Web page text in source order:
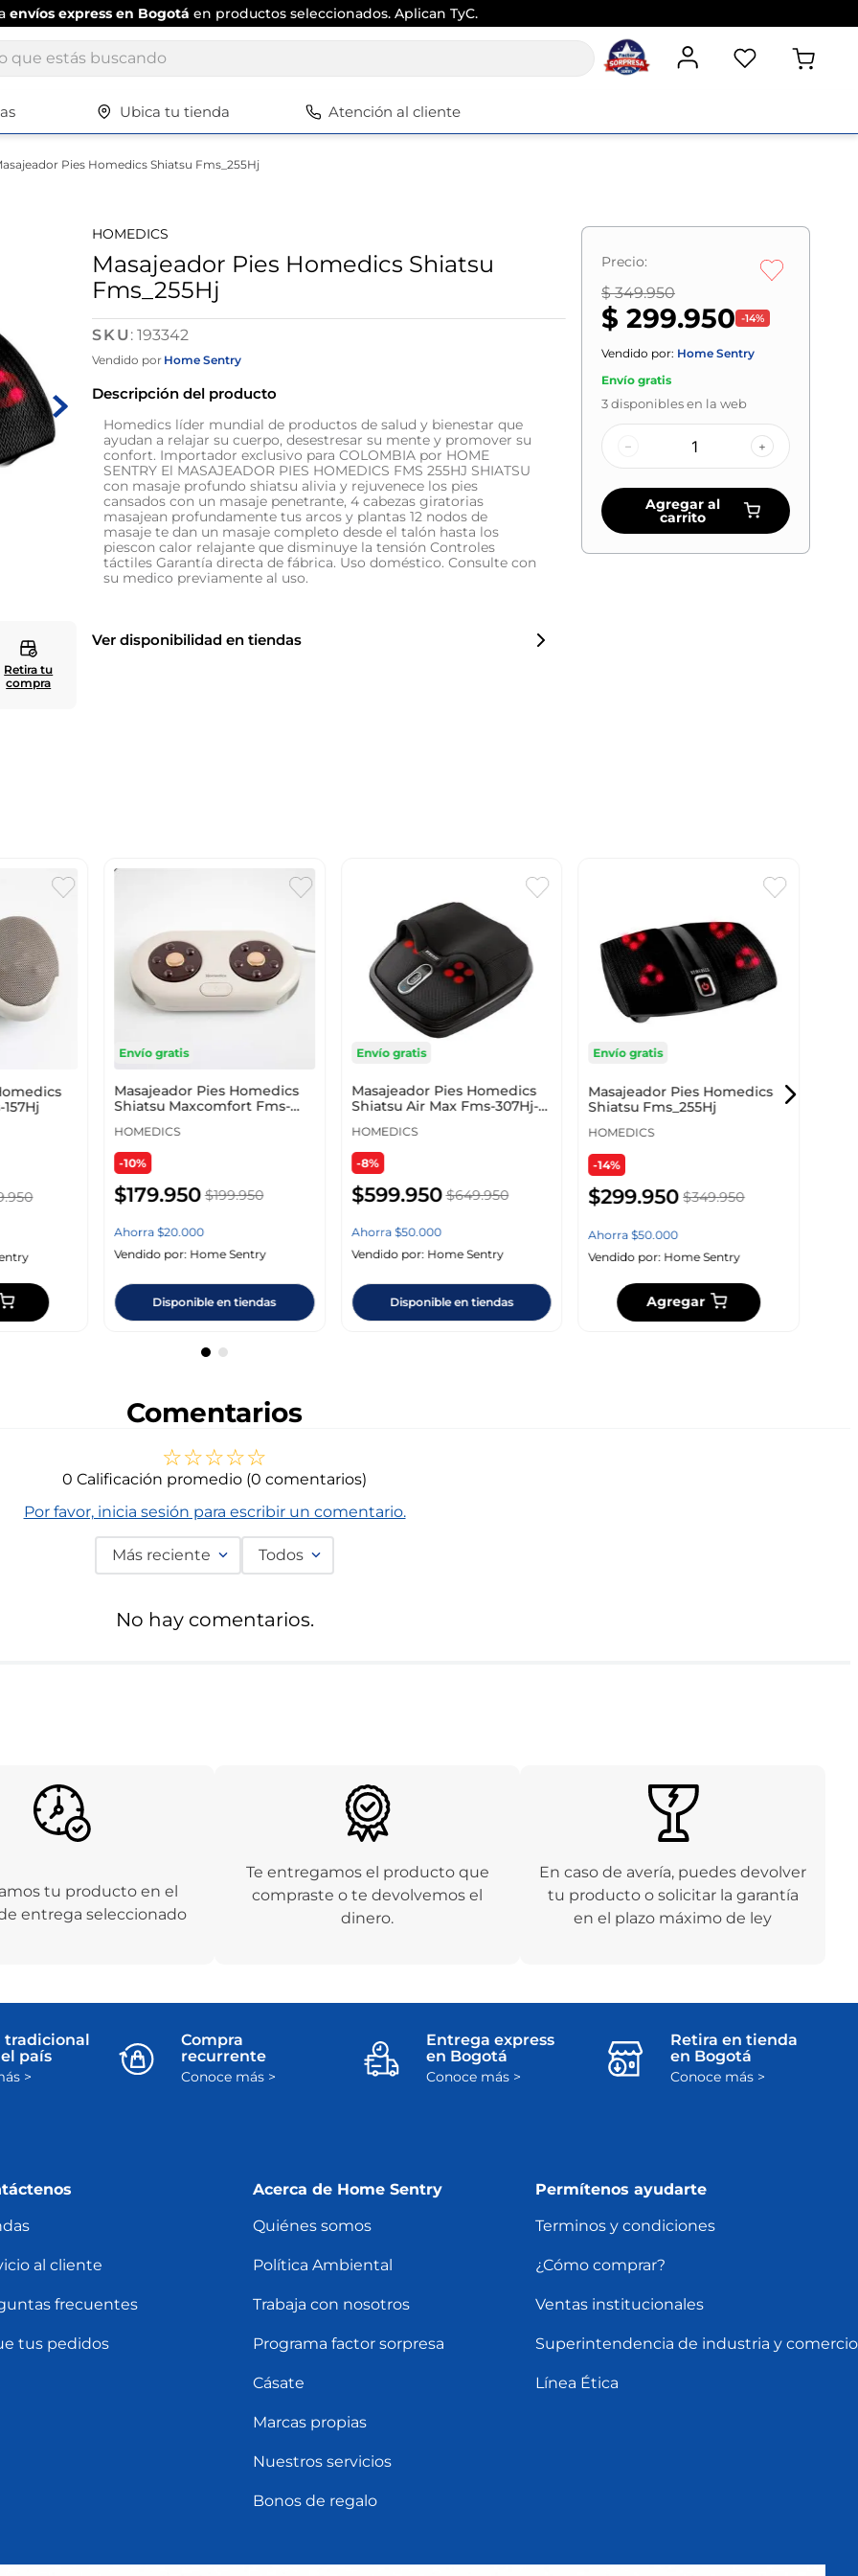
envíos express en Bogotá en productos seleccionados. Aplican TyC.
estás buscando
Ubica tu tienda Atención al cliente
Pies Homedics Shiatsu Fms_255Hj
Retira tu
compra
HOMEDICS
Masajeador Pies Homedics Shiatsu
Fms_255Hj
:193342
Vendido por Home Sentry
Descripción del producto
Homedics líder mundial de productos de salud y bienestar que
ayudan a relajar su cuerpo, desestresar su mente y promover su
confort. Importador exclusivo para COLOMBIA por HOME
SENTRY El MASAJEADOR PIES HOMEDICS FMS 255HJ SHIATSU
con masaje profundo shiatsu alivia y rejuvenece los pies
cansados con un masaje penetrante, 4 cabezas giratorias
masajean profundamente tus arcos y plantas 12 nodos de
masaje te dan un masaje completo desde el talón hasta los
piescon calor relajante que disminuye la tensión Controles
táctiles Garantía directa de fábrica. Uso doméstico. Consulte con
su medico previamente al uso.
Ver disponibilidad en tiendas
Precio:
$ 349.950
$ 299.950 -14%
Vendido por: Home Sentry
Envío gratis
3disponibles en la web
– +
Agregar al
carrito
.950
Envío gratis
Masajeador Pies Homedics
Shiatsu Maxcomfort Fms-
HOMEDICS
-10%
$179.950 $199.950
Ahorra$20.000
Vendido por: Home Sentry
Disponible en tiendas
Envío gratis
Masajeador Pies Homedics
Shiatsu Air Max Fms-307Hj-
HOMEDICS
-8%
$599.950 $649.950
Ahorra $50.000
Vendido por: Home Sentry
Disponible en tiendas
Envío gratis
Masajeador Pies Homedics
Shiatsu Fms_255Hj
HOMEDICS
-14%
$299.950 $349.950
Ahorra$50.000
Vendido por: Home Sentry
Agregar
Comentarios
☆☆☆☆☆
0 Calificación promedio (0 comentarios)
Por favor, inicia sesión para escribir un comentario.
Más reciente Todos
No hay comentarios.
tu producto en el
entrega seleccionado
Te entregamos el producto que
compraste o te devolvemos el
dinero.
En caso de avería, puedes devolver
tu producto o solicitar la garantía
en el plazo máximo de ley
tradicional
país
>
Compra
recurrente
Conoce más >
Entrega express
en Bogotá
Conoce más >
Retira en tienda
en Bogotá
Conoce más >
al cliente
frecuentes
tus pedidos
Acerca de Home Sentry
Quiénes somos
Política Ambiental
Trabaja con nosotros
Programa factor sorpresa
Cásate
Marcas propias
Nuestros servicios
Bonos de regalo
Permítenos ayudarte
Terminos y condiciones
¿Cómo comprar?
Ventas institucionales
Superintendencia de industria y comercio
Línea Ética
Términos más buscados
closet
cuadros
espejo
silla
vajillas
9.
cafetera
zapatero